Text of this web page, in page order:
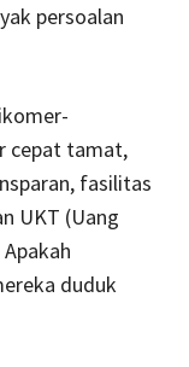
persoalan
cepat tamat,
fasilitas
UKT (Uang
duduk